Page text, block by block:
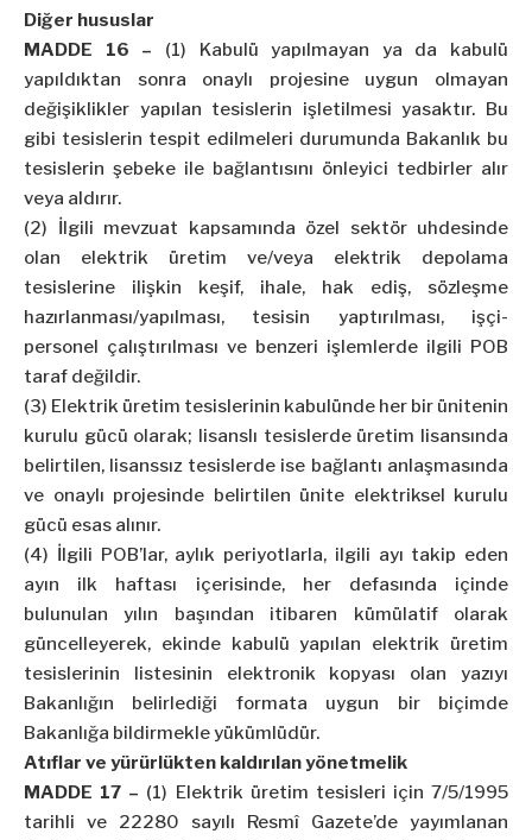
Diğer hususlar
MADDE 16 – (1) Kabulü yapılmayan ya da kabulü
yapıldıktan sonra onaylı projesine uygun olmayan
değişiklikler yapılan tesislerin işletilmesi yasaktır. Bu
gibi tesislerin tespit edilmeleri durumunda Bakanlık bu
tesislerin şebeke ile bağlantısını önleyici tedbirler alır
veya aldırır.
(2) İlgili mevzuat kapsamında özel sektör uhdesinde
olan elektrik üretim ve/veya elektrik depolama
tesislerine ilişkin keşif, ihale, hak ediş, sözleşme
hazırlanması/yapılması, tesisin yaptırılması, işçi-
personel çalıştırılması ve benzeri işlemlerde ilgili POB
taraf değildir.
(3) Elektrik üretim tesislerinin kabulünde her bir ünitenin
kurulu gücü olarak; lisanslı tesislerde üretim lisansında
belirtilen, lisanssız tesislerde ise bağlantı anlaşmasında
ve onaylı projesinde belirtilen ünite elektriksel kurulu
gücü esas alınır.
(4) İlgili POB’lar, aylık periyotlarla, ilgili ayı takip eden
ayın ilk haftası içerisinde, her defasında içinde
bulunulan yılın başından itibaren kümülatif olarak
güncelleyerek, ekinde kabulü yapılan elektrik üretim
tesislerinin listesinin elektronik kopyası olan yazıyı
Bakanlığın belirlediği formata uygun bir biçimde
Bakanlığa bildirmekle yükümlüdür.
Atıflar ve yürürlükten kaldırılan yönetmelik
MADDE 17 – (1) Elektrik üretim tesisleri için 7/5/1995
tarihli ve 22280 sayılı Resmî Gazete’de yayımlanan